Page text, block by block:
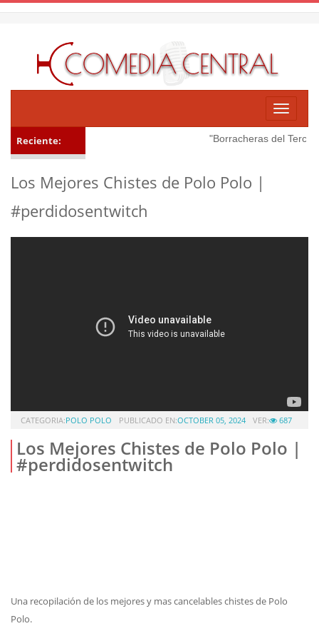
Toggle
Reciente: "Borracheras del Tercer
Los Mejores Chistes de Polo Polo |
#perdidosentwitch
CATEGORIA:POLO POLO PUBLICADO EN:OCTOBER 05, 2024 VER: 687
Los Mejores Chistes de Polo Polo |
#perdidosentwitch
Una recopilación de los mejores y mas cancelables chistes de Polo
Polo.